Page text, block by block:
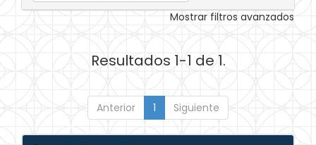
Mostrar filtros avanzados
Resultados 1-1 de 1.
Anterior 1 Siguiente